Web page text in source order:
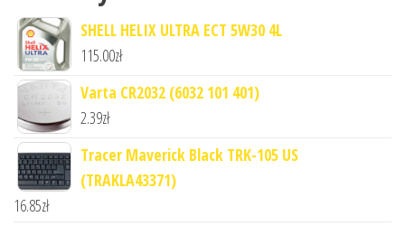
SHELL HELIX ULTRA ECT 5W30 4L
115.00zł
Varta CR2032 (6032 101 401)
2.39zł
Tracer Maverick Black TRK-105 US
(TRAKLA43371)
16.85zł